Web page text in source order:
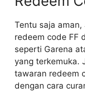
Tentu saja
redeem code FF
seperti Garena
yang terkemuka.
tawaran redeem
dengan cara